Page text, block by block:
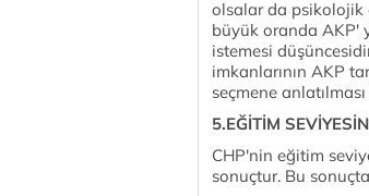
olsalar da psikolojik
büyük oranda AKP'
istemesi
imkanlarının AKP
seçmene
5.EĞİTİM
CHP'nin eğitim
sonuçtur. Bu